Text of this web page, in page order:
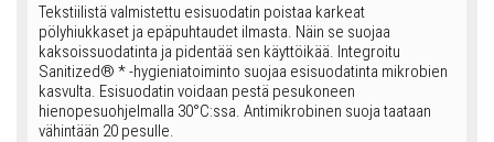
Tekstiilistä valmistettu esisuodatin poistaa karkeat
pölyhiukkaset ja epäpuhtaudet ilmasta. Näin se suojaa
kaksoissuodatinta ja pidentää sen käyttöikää. Integroitu
Sanitized® * -hygieniatoiminto suojaa esisuodatinta mikrobien
kasvulta. Esisuodatin voidaan pestä pesukoneen
hienopesuohjelmalla 30°C:ssa. Antimikrobinen suoja taataan
vähintään 20 pesulle.